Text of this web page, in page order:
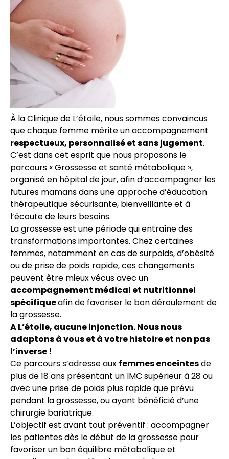
À la Clinique de L’étoile, nous sommes convaincus
que chaque femme mérite un accompagnement
respectueux, personnalisé et sans jugement.
C’est dans cet esprit que nous proposons le
parcours « Grossesse et santé métabolique »,
organisé en hôpital de jour, afin d’accompagner les
futures mamans dans une approche d’éducation
thérapeutique sécurisante, bienveillante et à
l’écoute de leurs besoins.
La grossesse est une période qui entraîne des
transformations importantes. Chez certaines
femmes, notamment en cas de surpoids, d’obésité
ou de prise de poids rapide, ces changements
peuvent être mieux vécus avec un
accompagnement médical et nutritionnel
spécifiqueafin de favoriser le bon déroulement de
la grossesse.
A L’étoile, aucune injonction. Nous nous
adaptons à vous et à votre histoire et non pas
l’inverse !
Ce parcours s’adresse aux femmes enceintesde
plus de 18 ans présentant un IMC supérieur à 28 ou
avec une prise de poids plus rapide que prévu
pendant la grossesse, ou ayant bénéficié d’une
chirurgie bariatrique.
L’objectif est avant tout préventif : accompagner
les patientes dès le début de la grossesse pour
favoriser un bon équilibre métabolique et